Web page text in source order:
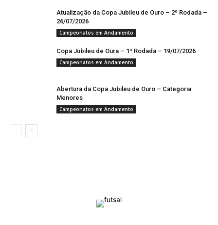
Atualização da Copa Jubileu de Ouro – 2º Rodada –
26/07/2026
Campeonatos em Andamento
Copa Jubileu de Oura – 1º Rodada – 19/07/2026
Campeonatos em Andamento
Abertura da Copa Jubileu de Ouro – Categoria
Menores
Campeonatos em Andamento